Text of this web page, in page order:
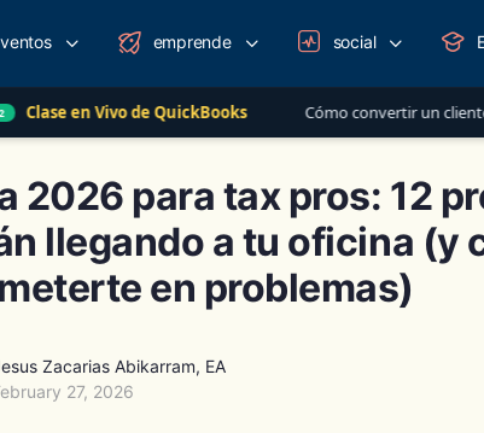
de QuickBooks Cómo convertir un cliente de $400 en
emprende social
2026 para tax pros: 12
llegando a tu oficina (y
en problemas)
Zacarias Abikarram, EA
27, 2026